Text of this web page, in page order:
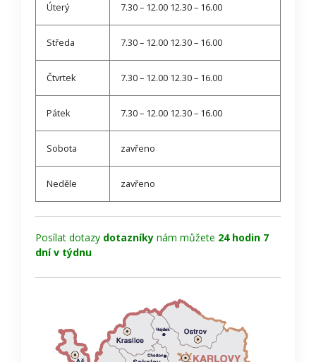
Úterý 7.30 – 12.00 12.30 – 16.00
Středa 7.30 – 12.00 12.30 – 16.00
Čtvrtek 7.30 – 12.00 12.30 – 16.00
Pátek 7.30 – 12.00 12.30 – 16.00
Sobota zavřeno
Neděle zavřeno
Posílat dotazy dotazníky nám můžete 24 hodin 7
dní v týdnu